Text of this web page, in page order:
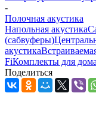
-
Полочная акустика
Напольная акустика
(сабвуферы)
акустика
FiКомплекты для
Поделиться